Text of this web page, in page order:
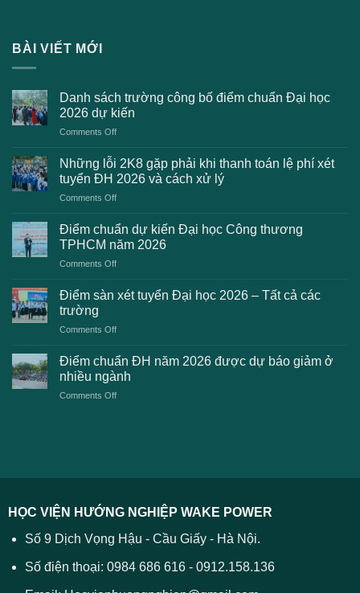
BÀI VIẾT MỚI
Danh sách trường công bố điểm chuẩn Đại học
2026 dự kiến
Comments Offon
sách
trường
công
bố
chuẩn
Đại
kiến
Những lỗi 2K8 gặp phải khi thanh toán lệ phí xét
tuyển ĐH 2026 và cách xử lý
Comments Offon
lỗi
2K8
gặp
phải
thanh
tuyển
ĐH
Điểm chuẩn dự kiến Đại học Công thương
TPHCM năm 2026
Comments Offon
chuẩn
Đại
Công
thương
Điểm sàn xét tuyển Đại học 2026 – Tất cả các
trường
Comments Offon
sàn
xét
tuyển
Đại
Điểm chuẩn ĐH năm 2026 được dự báo giảm ở
nhiều ngành
Comments Offon
giảm
nhiều
HỌC VIỆN HƯỚNG NGHIỆP WAKE POWER
Số 9 Dịch Vọng Hậu - Cầu Giấy - Hà Nội.
Số điện thoại: 0984 686 616 - 0912.158.136